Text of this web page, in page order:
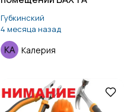
Губкинский
4 месяца назад
Калерия